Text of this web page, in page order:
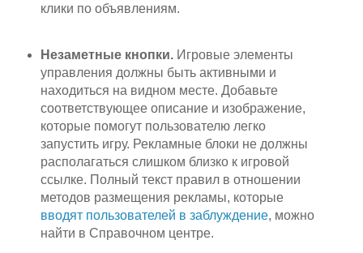
клики по объявлениям.
Незаметные кнопки.Игровые элементы
управления должны быть активными и
находиться на видном месте. Добавьте
соответствующее описание и изображение,
которые помогут пользователю легко
запустить игру. Рекламные блоки не должны
располагаться слишком близко к игровой
ссылке. Полный текст правил в отношении
методов размещения рекламы, которые
вводят пользователей в заблуждение, можно
найти в Справочном центре.